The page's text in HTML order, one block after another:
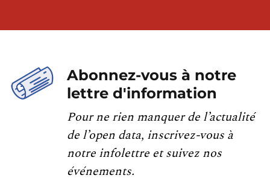
Abonnez-vous à notre
lettre d'information
Pour ne rien manquer de l’actualité
de l’open data, inscrivez-vous à
notre infolettre et suivez nos
événements.